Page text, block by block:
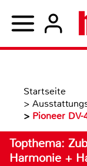
Startseite
>
> Pioneer DV-
Topthema:
Harmonie +